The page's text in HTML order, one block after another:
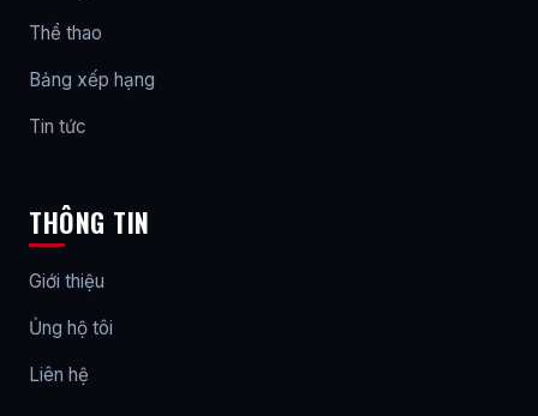
Thể thao
Bảng xếp hạng
Tin tức
THÔNG TIN
Giới thiệu
Ủng hộ tôi
Liên hệ